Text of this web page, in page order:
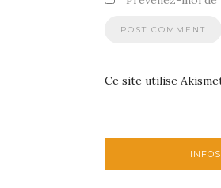
Ce site utilise